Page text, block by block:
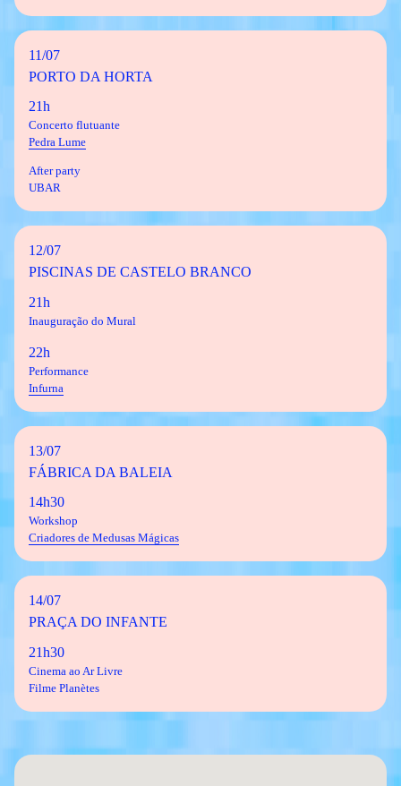
11/07
PORTO DA HORTA
21h
Concerto flutuante
Pedra Lume
After party
UBAR
12/07
PISCINAS DE CASTELO BRANCO
21h
Inauguração do Mural
22h
Performance
Infurna
13/07
FÁBRICA DA BALEIA
14h30
Workshop
Criadores de Medusas Mágicas
14/07
PRAÇA DO INFANTE
21h30
Cinema ao Ar Livre
Filme Planètes